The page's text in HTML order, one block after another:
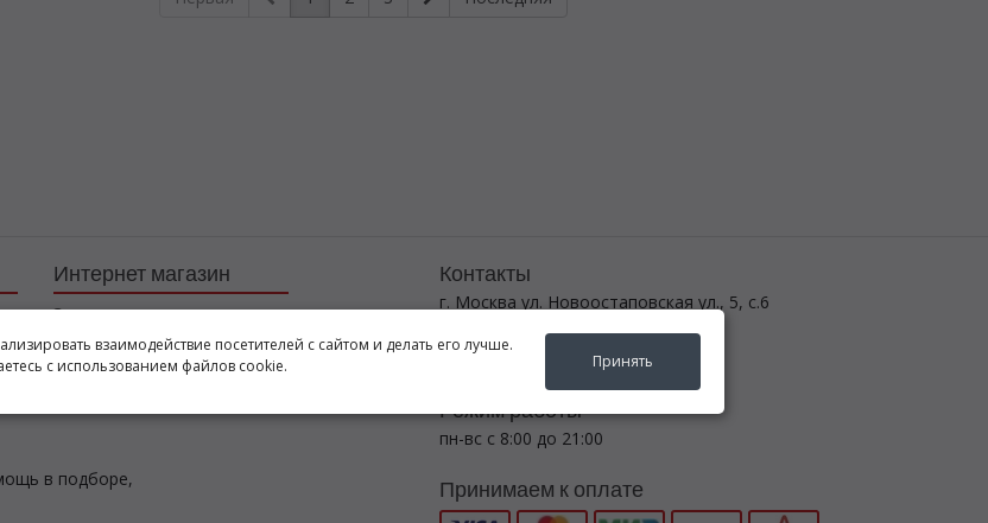
Интернет магазин
Заказы
Корзина
Баланс
в подборе,
Контакты
г. Москва ул. Новоостаповская ул., 5, с.6
+7 (495) 782-5440
legenda-avto24@yandex.ru
Режим работы
пн-вс с 8:00 до 21:00
Принимаем к оплате
взаимодействие посетителей с сайтом и делать его лучше.
с использованием файлов cookie.
Принять